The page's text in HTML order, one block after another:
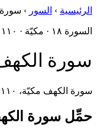
الرئيسية › السور ›
السورة ١٨ · مكيّة · ١١٠ آية
سورة
سورة الكهف مكيّة، ١١٠ آية، وفيها أربع قصص: أصحاب الكهف، وصاحب الجنّتين، وموسى مع الخضر، وذي القرنين. ويُستحبّ قراءتها يومَ الجمعة.
حمِّل سورة